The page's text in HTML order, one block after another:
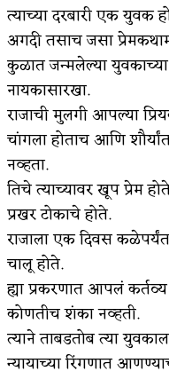
त्याच्या दरबारी एक युवक
अगदी तसाच जसा
कुळात जन्मलेल्या युवकाच्या
नायकासारखा.
राजाची मुलगी आपल्या
चांगला होताच आणि
नव्हता.
तिचे त्याच्यावर खूप प्रेम
प्रखर टोकाचे होते.
राजाला एक दिवस
चालू होते.
ह्या प्रकरणात आपलं कर्तव्य
कोणतीच शंका नव्हती.
त्याने ताबडतोब त्या
न्यायाच्या रिंगणात